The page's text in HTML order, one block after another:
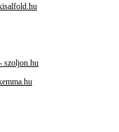
szoljon.hu